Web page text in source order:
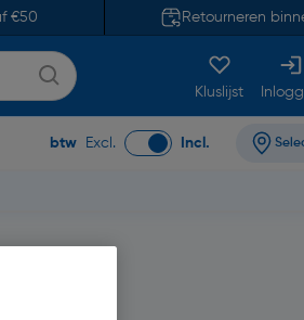
€50 Retourneren
Kluslijst
btw Excl. Incl.